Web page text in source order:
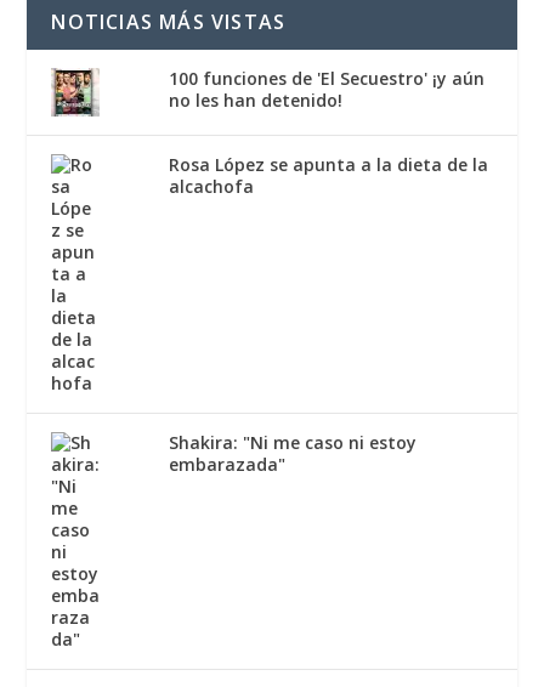
NOTICIAS MÁS VISTAS
100 funciones de 'El Secuestro' ¡y aún
no les han detenido!
Rosa López se apunta a la dieta de la
alcachofa
Shakira: "Ni me caso ni estoy
embarazada"